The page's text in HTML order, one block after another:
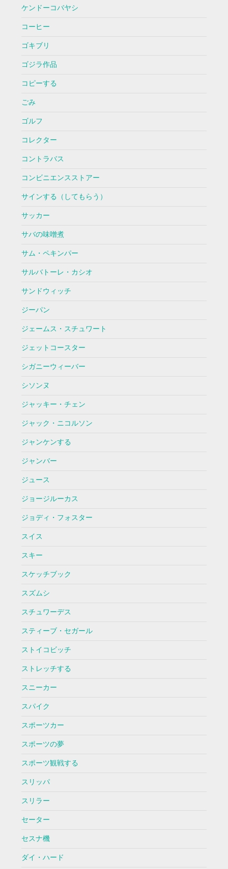
ケンドーコバヤシ
コーヒー
ゴキブリ
ゴジラ作品
コピーする
ごみ
ゴルフ
コレクター
コントラバス
コンビニエンスストアー
サインする（してもらう）
サッカー
サバの味噌煮
サム・ペキンパー
サルバトーレ・カシオ
サンドウィッチ
ジーパン
ジェームス・スチュワート
ジェットコースター
シガニーウィーバー
シソンヌ
ジャッキー・チェン
ジャック・ニコルソン
ジャンケンする
ジャンバー
ジュース
ジョージルーカス
ジョディ・フォスター
スイス
スキー
スケッチブック
スズムシ
スチュワーデス
スティーブ・セガール
ストイコビッチ
ストレッチする
スニーカー
スパイク
スポーツカー
スポーツの夢
スポーツ観戦する
スリッパ
スリラー
セーター
セスナ機
ダイ・ハード